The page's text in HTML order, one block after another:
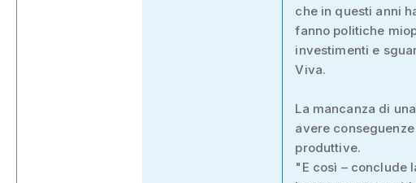
che in questi anni
fanno politiche
investimenti e
Viva.
La mancanza di
avere
produttive.
"E così – conclude